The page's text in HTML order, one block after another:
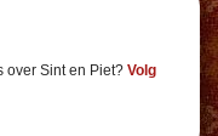
over Sint en Piet? Volg